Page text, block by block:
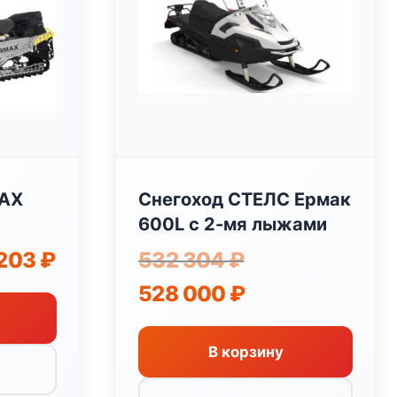
₽Текущая
446
Снегоход СТЕЛС Ермак
600L с 2-мя лыжами
532 304₽Первоначальная
составляла
528 000 ₽Текущая
528
000 ₽.
В корзину